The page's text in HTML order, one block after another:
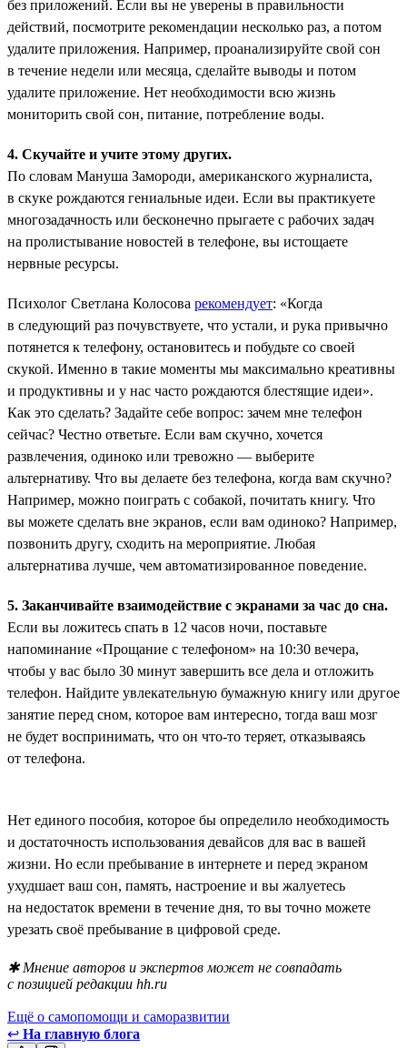
без приложений. Если вы не уверены в правильности
действий, посмотрите рекомендации несколько раз, а потом
удалите приложения. Например, проанализируйте свой сон
в течение недели или месяца, сделайте выводы и потом
удалите приложение. Нет необходимости всю жизнь
мониторить свой сон, питание, потребление воды.
4. Скучайте и учите этому других.
По словам Мануша Замороди, американского журналиста,
в скуке рождаются гениальные идеи. Если вы практикуете
многозадачность или бесконечно прыгаете с рабочих задач
на пролистывание новостей в телефоне, вы истощаете
нервные ресурсы.
Психолог Светлана Колосова рекомендует: «Когда
в следующий раз почувствуете, что устали, и рука привычно
потянется к телефону, остановитесь и побудьте со своей
скукой. Именно в такие моменты мы максимально креативны
и продуктивны и у нас часто рождаются блестящие идеи».
Как это сделать? Задайте себе вопрос: зачем мне телефон
сейчас? Честно ответьте. Если вам скучно, хочется
развлечения, одиноко или тревожно — выберите
альтернативу. Что вы делаете без телефона, когда вам скучно?
Например, можно поиграть с собакой, почитать книгу. Что
вы можете сделать вне экранов, если вам одиноко? Например,
позвонить другу, сходить на мероприятие. Любая
альтернатива лучше, чем автоматизированное поведение.
5. Заканчивайте взаимодействие с экранами за час до сна.
Если вы ложитесь спать в 12 часов ночи, поставьте
напоминание «Прощание с телефоном» на 10:30 вечера,
чтобы у вас было 30 минут завершить все дела и отложить
телефон. Найдите увлекательную бумажную книгу или другое
занятие перед сном, которое вам интересно, тогда ваш мозг
не будет воспринимать, что он что-то теряет, отказываясь
от телефона.
Нет единого пособия, которое бы определило необходимость
и достаточность использования девайсов для вас в вашей
жизни. Но если пребывание в интернете и перед экраном
ухудшает ваш сон, память, настроение и вы жалуетесь
на недостаток времени в течение дня, то вы точно можете
урезать своё пребывание в цифровой среде.
✱ Мнение авторов и экспертов может не совпадать
с позицией редакции hh.ru
Ещё о самопомощи и саморазвитии
↩ На главную блога